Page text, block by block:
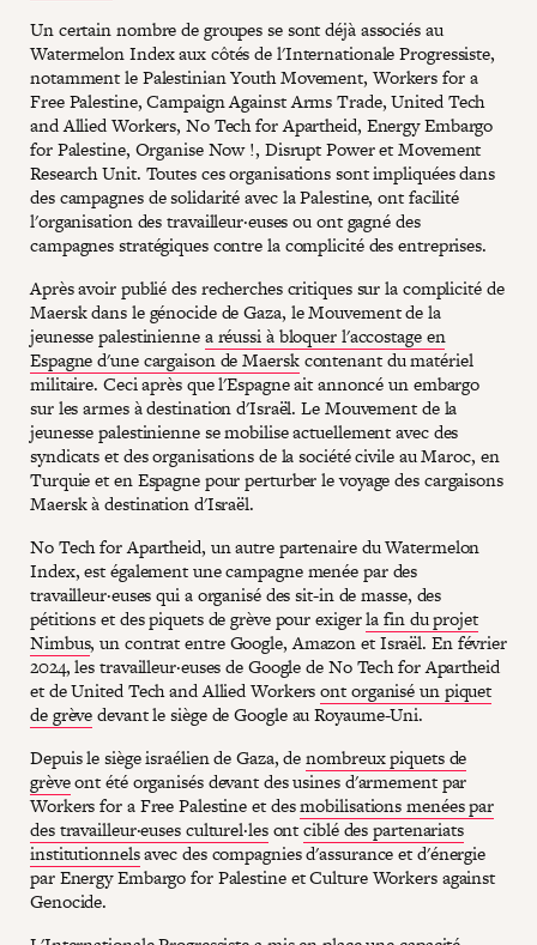
Un certain nombre de groupes se sont déjà associés au
Watermelon Index aux côtés de l'Internationale Progressiste,
notamment le Palestinian Youth Movement, Workers for a
Free Palestine, Campaign Against Arms Trade, United Tech
and Allied Workers, No Tech for Apartheid, Energy Embargo
for Palestine, Organise Now !, Disrupt Power et Movement
Research Unit. Toutes ces organisations sont impliquées dans
des campagnes de solidarité avec la Palestine, ont facilité
l'organisation des travailleur·euses ou ont gagné des
campagnes stratégiques contre la complicité des entreprises.
Après avoir publié des recherches critiques sur la complicité de
Maersk dans le génocide de Gaza, le Mouvement de la
jeunesse palestiniennea réussi à bloquer l'accostage en
Espagne d'une cargaison de Maerskcontenant du matériel
militaire. Ceci après que l'Espagne ait annoncé un embargo
sur les armes à destination d'Israël. Le Mouvement de la
jeunesse palestinienne se mobilise actuellement avec des
syndicats et des organisations de la société civile au Maroc, en
Turquie et en Espagne pour perturber le voyage des cargaisons
Maersk à destination d'Israël.
No Tech for Apartheid, un autre partenaire du Watermelon
Index, est également une campagne menée par des
travailleur·euses qui a organisé des sit-in de masse, des
pétitions et des piquets de grève pour exigerla fin du projet
Nimbus, un contrat entre Google, Amazon et Israël. En février
2024, les travailleur·euses de Google de No Tech for Apartheid
et de United Tech and Allied Workersont organisé un piquet
de grèvedevant le siège de Google au Royaume-Uni.
Depuis le siège israélien de Gaza, denombreux piquets de
grèveont été organisés devant des usines d'armement par
Workers for a Free Palestine et desmobilisations menées par
des travailleur·euses culturel·lesontciblé des partenariats
institutionnelsavec des compagnies d'assurance et d'énergie
par Energy Embargo for Palestine et Culture Workers against
Genocide.